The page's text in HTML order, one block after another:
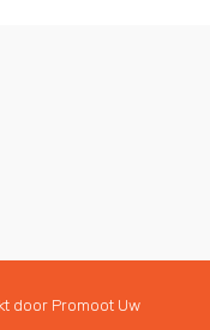
door Promoot Uw